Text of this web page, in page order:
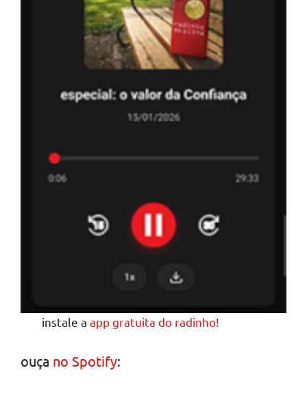
instale aapp gratuita do radinho!
ouça no Spotify: